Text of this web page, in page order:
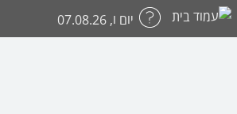
יום ו, 07.08.26